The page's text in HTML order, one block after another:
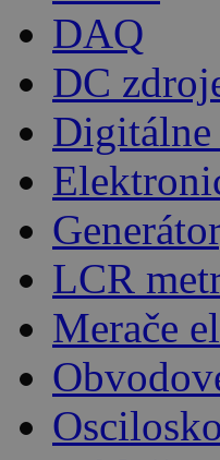
DAQ
DC
LCR
Merače